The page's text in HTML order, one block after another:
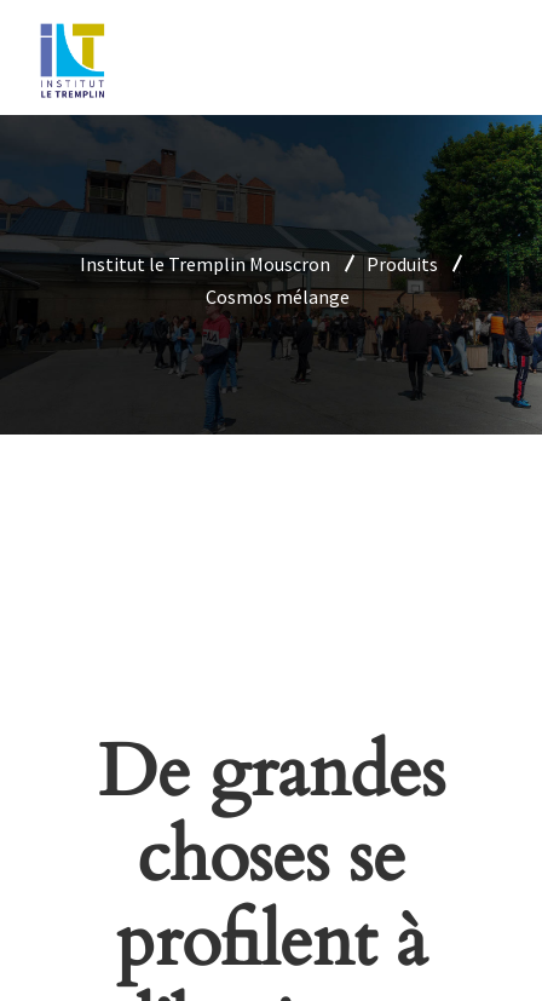
Institut le Tremplin Mouscron
Produits
Cosmos mélange
De grandes
choses se
profilent à